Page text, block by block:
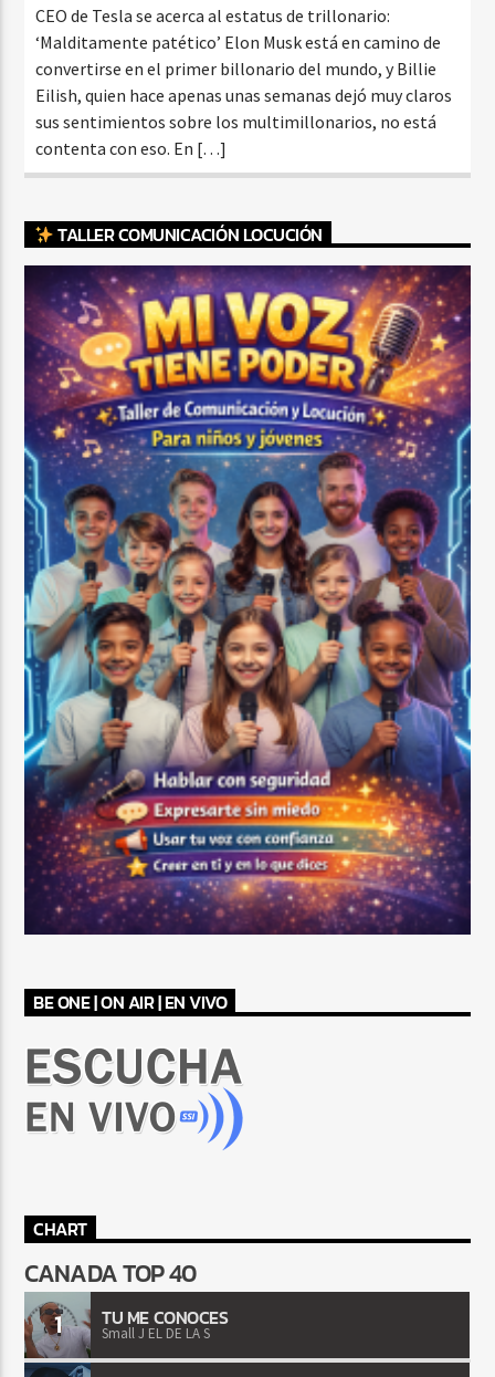
CEO de Tesla se acerca al estatus de trillonario:
‘Malditamente patético’ Elon Musk está en camino de
convertirse en el primer billonario del mundo, y Billie
Eilish, quien hace apenas unas semanas dejó muy claros
sus sentimientos sobre los multimillonarios, no está
contenta con eso. En […]
TALLER COMUNICACIÓN LOCUCIÓN
BE ONE | ON AIR | EN VIVO
CHART
CANADA TOP 40
1 TU ME CONOCES
Small J EL DE LA S